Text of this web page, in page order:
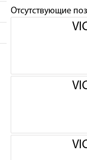
Отсутствующие